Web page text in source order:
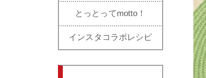
とっとってmotto！
インスタコラボレシピ